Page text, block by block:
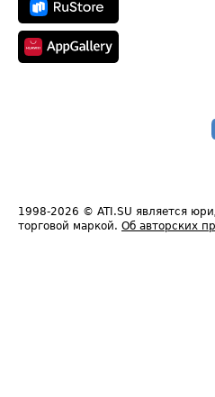
1998-2026 © ATI.SU является
торговой маркой. Об авторских